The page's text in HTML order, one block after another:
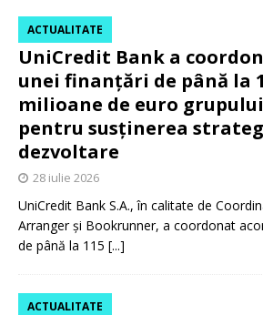
UniCredit Bank a
unei finanțări de până la
milioane de euro grupului
pentru susținerea
dezvoltare
ACTUALITATE
28 iulie 2026
UniCredit Bank S.A., în calitate de
Arranger și Bookrunner, a coordonat
de până la 115 [...]
ACTUALITATE